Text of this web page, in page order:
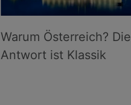
Warum Österreich? Die
Antwort ist Klassik